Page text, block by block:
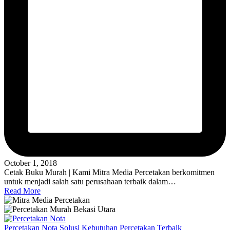
October 1, 2018
Cetak Buku Murah | Kami Mitra Media Percetakan berkomitmen
untuk menjadi salah satu perusahaan terbaik dalam…
Read More
Percetakan Nota Solusi Kebutuhan Percetakan Terbaik